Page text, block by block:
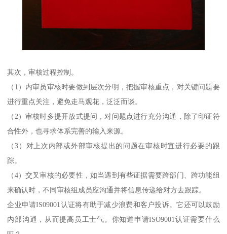
其次，审核过程控制。
（1）内审员审核时要做到层次分明，把握审核重点，对关键问题要
进行重点关注，避免走马观花，泛泛而谈。
（2）审核时多提开放式提问，对问题点进行充分沟通，除了印证符
合性外，也寻求体系完善的输入来源。
（3）对上次内部或外部审核提出的问题在审核时宜进行必要的跟
踪。
（4）交叉审核的必要性，如当遇到有些证据需要跨部门、跨功能组
来确认时，不同审核组成员应沟通并将信息传递给对方去跟踪。
企业申请IS09001认证将有助于减少浪费和客户投诉。它还可以鼓励
内部沟通，从而提高员工士气。你知道申请ISO9001认证需要什么